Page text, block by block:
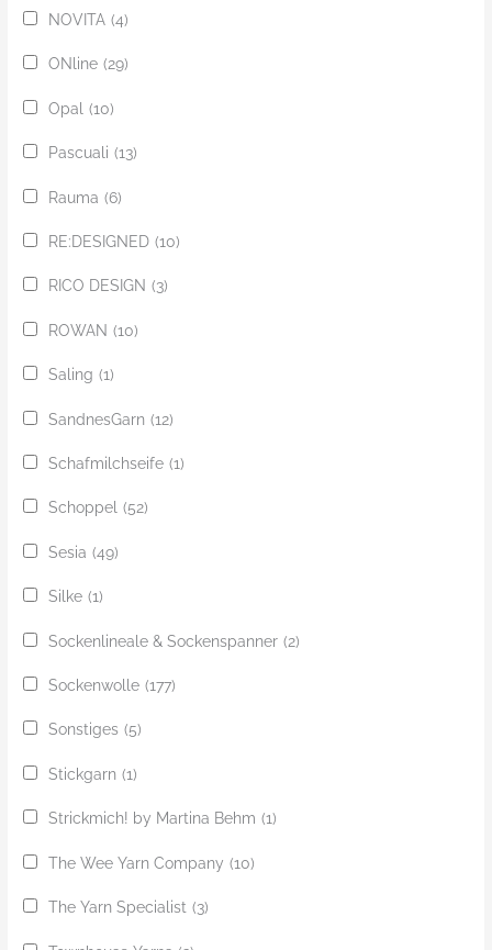
NOVITA (4)
ONline (29)
Opal (10)
Pascuali (13)
Rauma (6)
RE:DESIGNED (10)
RICO DESIGN (3)
ROWAN (10)
Saling (1)
SandnesGarn (12)
Schafmilchseife (1)
Schoppel (52)
Sesia (49)
Silke (1)
Sockenlineale & Sockenspanner (2)
Sockenwolle (177)
Sonstiges (5)
Stickgarn (1)
Strickmich! by Martina Behm (1)
The Wee Yarn Company (10)
The Yarn Specialist (3)